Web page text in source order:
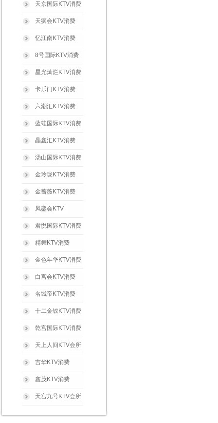
天京国际KTV消费
天狮会KTV消费
忆江南KTV消费
8号国际KTV消费
星光灿烂KTV消费
卡乐门KTV消费
六潮汇KTV消费
蓝蛙国际KTV消费
晶鑫汇KTV消费
汤山国际KTV消费
金玲珑KTV消费
金蔷薇KTV消费
凤銮会KTV
君悦国际KTV消费
精舞KTV消费
金色年华KTV消费
白宫会KTV消费
名城帝KTV消费
十二金钗KTV消费
乾宫国际KTV消费
天上人间KTV会所
吉华KTV消费
鑫茂KTV消费
天宫九号KTV会所